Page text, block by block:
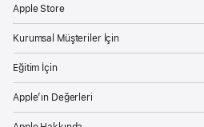
Apple Store
Kurumsal Müşteriler İçin
Eğitim İçin
Apple’ın Değerleri